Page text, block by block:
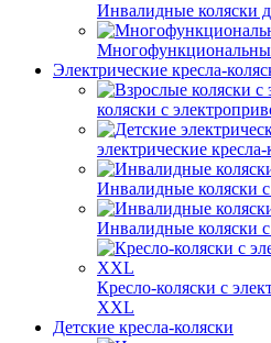
Инвалидные коляски
Электрические кресла-
коляски с
электрические кресла-
Инвалидные коляски
Инвалидные коляски
Кресло-коляски с
XXL
Детские кресла-коляски